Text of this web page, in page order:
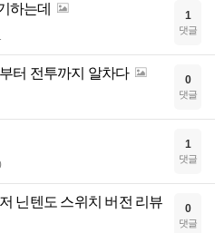
하는데 1
댓글
터 전투까지 알차다 0
댓글
1
댓글
닌텐도 스위치 버전 리뷰 0
댓글